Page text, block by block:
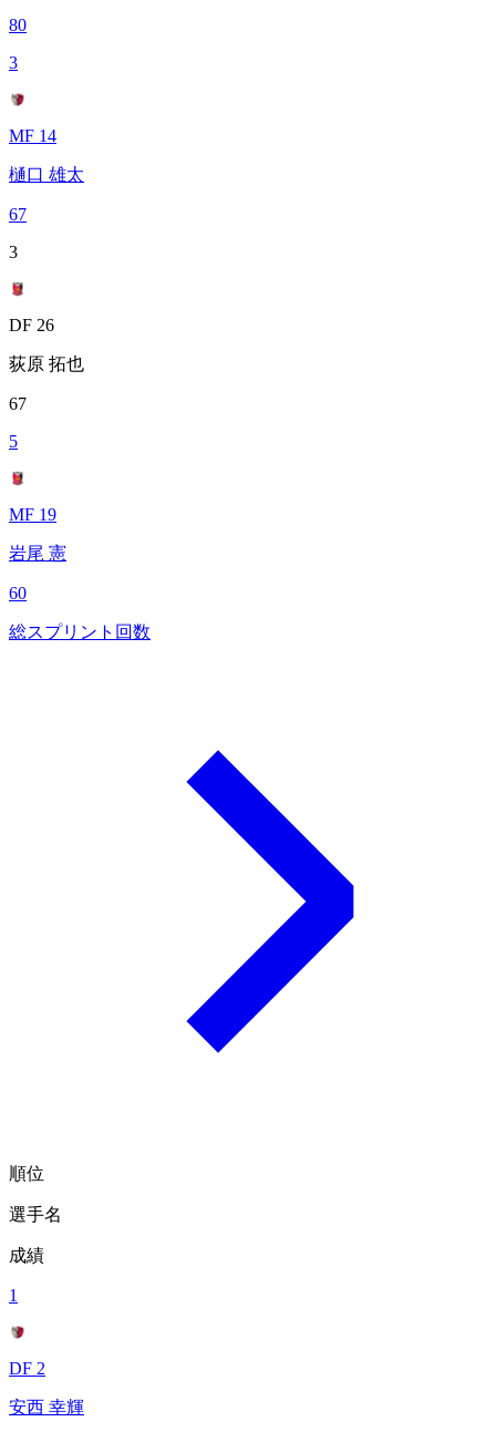
80
3
MF 14
樋口 雄太
67
3
DF 26
荻原 拓也
67
5
MF 19
岩尾 憲
60
総スプリント回数
順位
選手名
成績
1
DF 2
安西 幸輝